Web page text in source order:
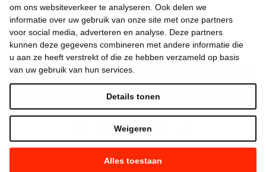
om ons websiteverkeer te analyseren. Ook delen we
informatie over uw gebruik van onze site met onze partners
voor social media, adverteren en analyse. Deze partners
kunnen deze gegevens combineren met andere informatie die
u aan ze heeft verstrekt of die ze hebben verzameld op basis
van uw gebruik van hun services.
Alles toestaan
Weigeren
Details tonen
Over de beweging
Algemeen
Laatste nieuws